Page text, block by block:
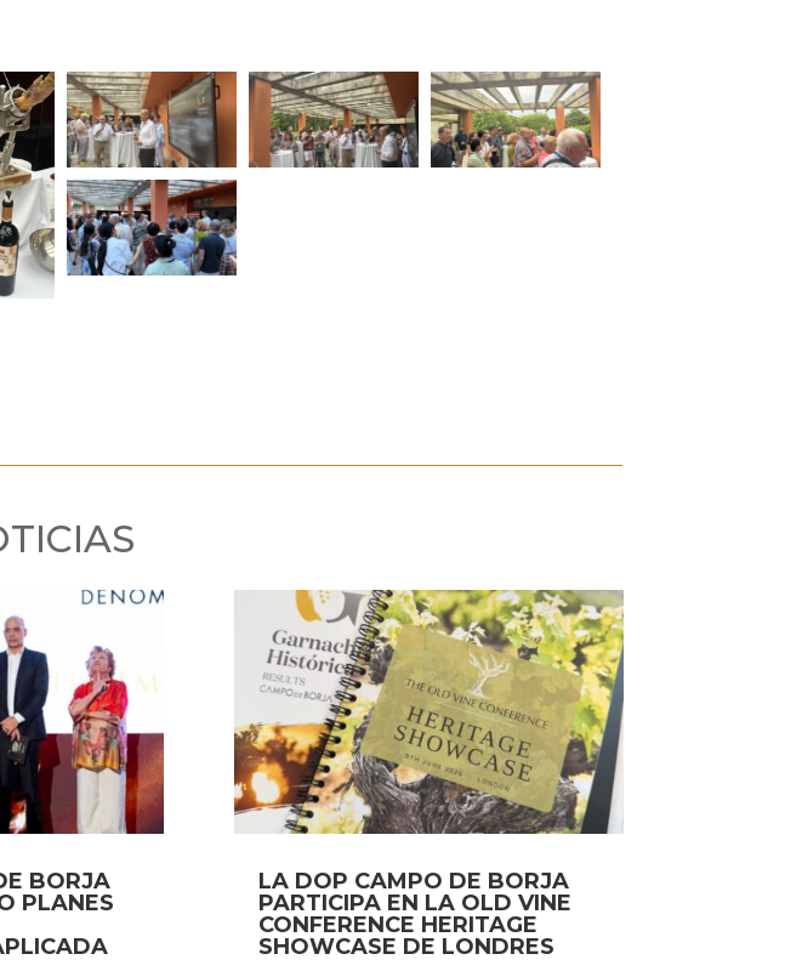
BORJA
PLANES
LA DOP CAMPO DE BORJA
PARTICIPA EN LA OLD VINE
CONFERENCE HERITAGE
SHOWCASE DE LONDRES